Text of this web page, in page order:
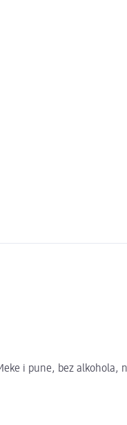
i pune, bez